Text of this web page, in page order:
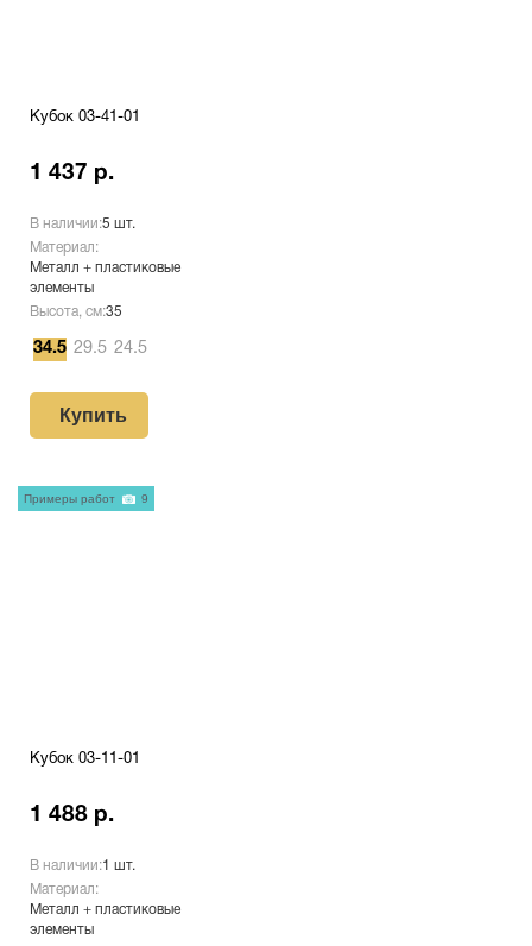
Кубок 03-41-01
1 437 р.
В наличии:5 шт.
Материал:
Металл + пластиковые
элементы
Высота, см:35
34.5 29.5 24.5
Купить
Кубок 03-11-01
1 488 р.
В наличии:1 шт.
Материал:
Металл + пластиковые
элементы
Примеры работ 9